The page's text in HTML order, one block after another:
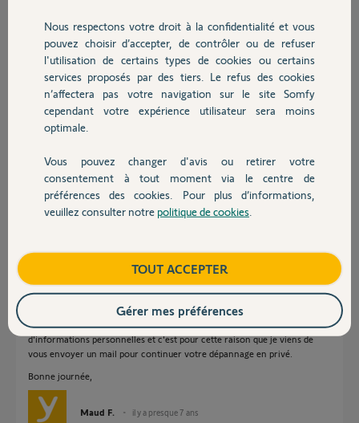
Chauffage
Autres produits
Devis avec un pro
Contact
Réponses
Bonjour Herve,
Un nouveau badge sera disponible prochainement pour éviter la perte du
capot.
envoyer d'autres.
Vous aurez une réponse sur ce post du SAV.
Bonne journée,
Afin de vous faire parvenir des nouveaux capots, je vais avoir besoin
d'informations personnelles et c'est pour cette raison que je viens de
vous envoyer un mail pour continuer votre dépannage en privé.
Bonne journée,
Maud F. il y a presque 7 ans
Nous respectons votre droit à la confidentialité et vous
pouvez choisir d’accepter, de contrôler ou de refuser
l'utilisation de certains types de cookies ou certains
services proposés par des tiers. Le refus des cookies
n’affectera pas votre navigation sur le site Somfy
cependant votre expérience utilisateur sera moins
optimale.
Vous pouvez changer d'avis ou retirer votre
consentement à tout moment via le centre de
préférences des cookies. Pour plus d’informations,
veuillez consulter notre politique de cookies
TOUT ACCEPTER
Gérer mes préférences